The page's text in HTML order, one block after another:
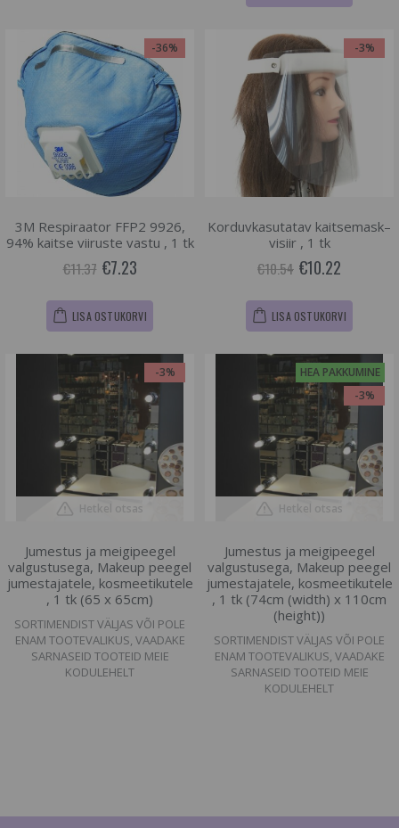
-36%
3M Respiraator FFP2 9926,
94% kaitse viiruste vastu , 1 tk
€11.37 €7.23
LISA OSTUKORVI
-3%
Korduvkasutatav kaitsemask–
visiir , 1 tk
€10.54 €10.22
LISA OSTUKORVI
-3%
Hetkel otsas
Jumestus ja meigipeegel
valgustusega, Makeup peegel
jumestajatele, kosmeetikutele
, 1 tk (65 x 65cm)
SORTIMENDIST VÄLJAS VÕI POLE
ENAM TOOTEVALIKUS, VAADAKE
SARNASEID TOOTEID MEIE
KODULEHELT
HEA PAKKUMINE
-3%
Hetkel otsas
Jumestus ja meigipeegel
valgustusega, Makeup peegel
jumestajatele, kosmeetikutele
, 1 tk (74cm (width) x 110cm
(height))
SORTIMENDIST VÄLJAS VÕI POLE
ENAM TOOTEVALIKUS, VAADAKE
SARNASEID TOOTEID MEIE
KODULEHELT